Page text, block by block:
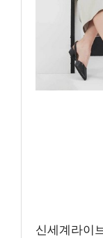
신세계라이